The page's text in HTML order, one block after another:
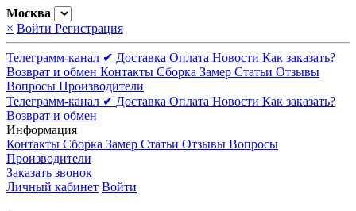
Москва
× Войти Регистрация
Телеграмм-канал ✔ Доставка Оплата Новости Как заказать?
Возврат и обмен Контакты Сборка Замер Статьи Отзывы
Вопросы Производители
Телеграмм-канал ✔ Доставка Оплата Новости Как заказать?
Возврат и обмен
Информация
Контакты Сборка Замер Статьи Отзывы Вопросы
Производители
Заказать звонок
Личный кабинет Войти